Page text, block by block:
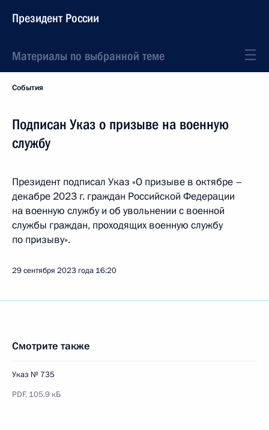
Президент России
Материалы по выбранной теме
События
Подписан Указ о призыве на военную
службу
Президент подписал Указ «О призыве в октябре –
декабре 2023 г. граждан Российской Федерации
на военную службу и об увольнении с военной
службы граждан, проходящих военную службу
по призыву».
29 сентября 2023 года 16:20
Смотрите также
Указ № 735
PDF, 105.9 кБ